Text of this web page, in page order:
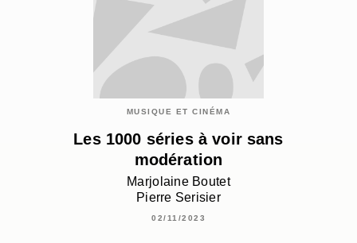
MUSIQUE ET CINÉMA
Les 1000 séries à voir sans
modération
Marjolaine Boutet
Pierre Serisier
02/11/2023